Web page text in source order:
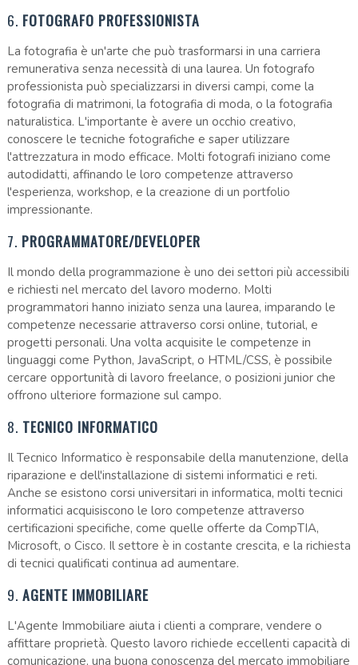
6. FOTOGRAFO PROFESSIONISTA
La fotografia è un'arte che può trasformarsi in una carriera
remunerativa senza necessità di una laurea. Un fotografo
professionista può specializzarsi in diversi campi, come la
fotografia di matrimoni, la fotografia di moda, o la fotografia
naturalistica. L'importante è avere un occhio creativo,
conoscere le tecniche fotografiche e saper utilizzare
l'attrezzatura in modo efficace. Molti fotografi iniziano come
autodidatti, affinando le loro competenze attraverso
l'esperienza, workshop, e la creazione di un portfolio
impressionante.
7. PROGRAMMATORE/DEVELOPER
Il mondo della programmazione è uno dei settori più accessibili
e richiesti nel mercato del lavoro moderno. Molti
programmatori hanno iniziato senza una laurea, imparando le
competenze necessarie attraverso corsi online, tutorial, e
progetti personali. Una volta acquisite le competenze in
linguaggi come Python, JavaScript, o HTML/CSS, è possibile
cercare opportunità di lavoro freelance, o posizioni junior che
offrono ulteriore formazione sul campo.
8. TECNICO INFORMATICO
Il Tecnico Informatico è responsabile della manutenzione, della
riparazione e dell'installazione di sistemi informatici e reti.
Anche se esistono corsi universitari in informatica, molti tecnici
informatici acquisiscono le loro competenze attraverso
certificazioni specifiche, come quelle offerte da CompTIA,
Microsoft, o Cisco. Il settore è in costante crescita, e la richiesta
di tecnici qualificati continua ad aumentare.
9. AGENTE IMMOBILIARE
L'Agente Immobiliare aiuta i clienti a comprare, vendere o
affittare proprietà. Questo lavoro richiede eccellenti capacità di
comunicazione, una buona conoscenza del mercato immobiliare